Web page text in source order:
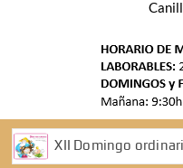
XII Domingo